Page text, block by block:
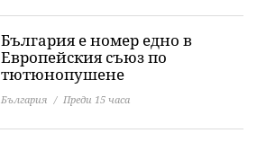
България е номер едно в
Европейския съюз по
тютюнопушене
България Преди 15 часа